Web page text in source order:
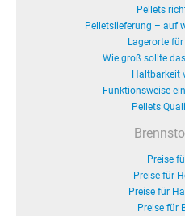
Pellets
Pelletslieferung – auf
Lagerorte
Wie groß sollte
Haltbarkeit
Funktionsweise
Pellets
Preise
Preise für
Preise für
Preise für